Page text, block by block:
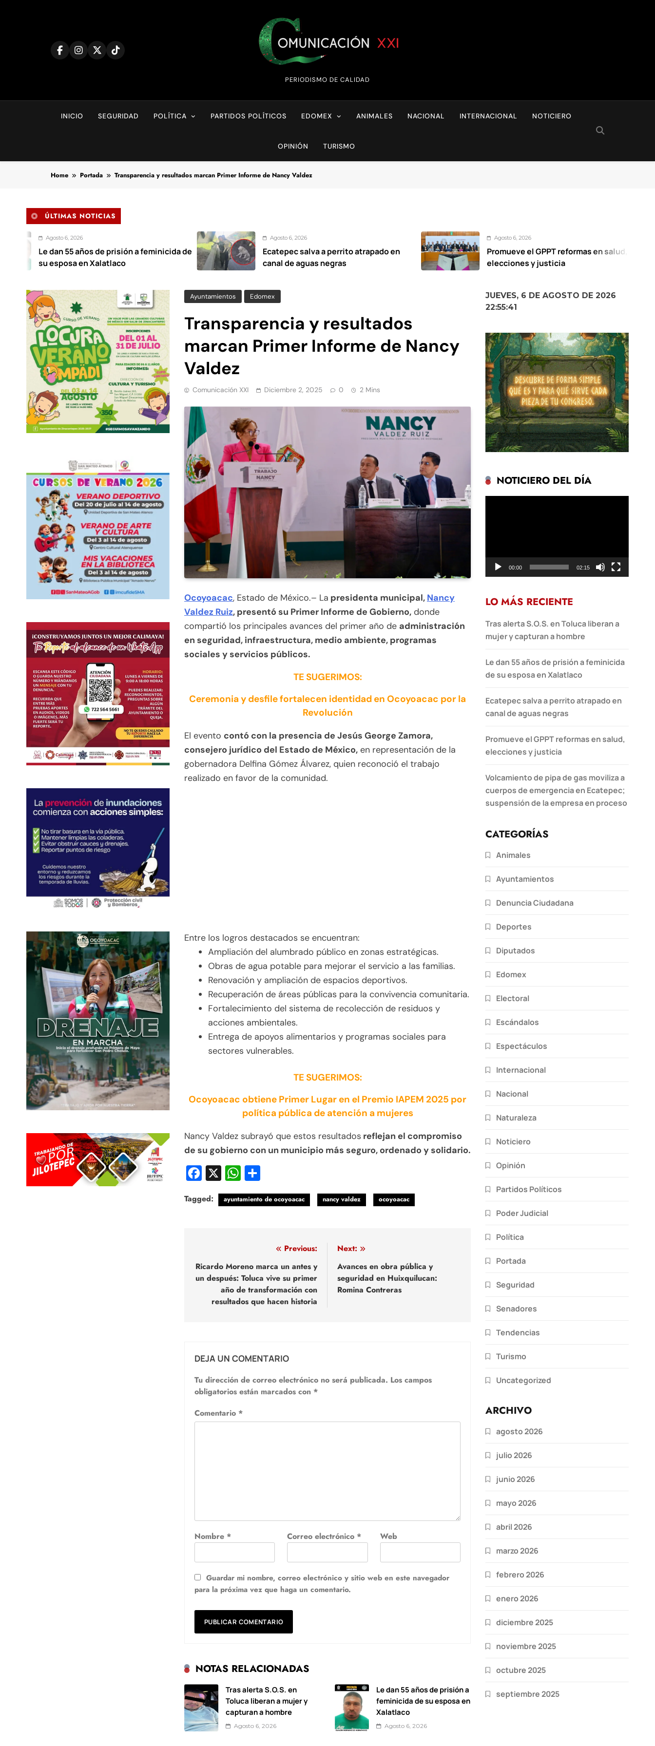
Comunicación XXI
PERIODISMO DE CALIDAD
INICIO SEGURIDAD POLÍTICA PARTIDOS POLÍTICOS EDOMEX ANIMALES NACIONAL INTERNACIONAL NOTICIERO
OPINIÓN TURISMO
Home Portada Transparencia y resultados marcan Primer Informe de Nancy Valdez
ÚLTIMAS NOTICIAS
55 años de prisión a feminicida de
en Xalatlaco
Agosto 6, 2026
Ecatepec salva a perrito atrapado en
canal de aguas negras
Agosto 6, 2026
Promueve el GPPT reformas en salud,
elecciones y justicia
Ayuntamientos Edomex
Transparencia y resultados
marcan Primer Informe de Nancy
Valdez
Comunicación XXI Diciembre 2, 2025 0 2 Mins
Ocoyoacac, Estado de México.– La presidenta municipal, Nancy
Valdez Ruiz, presentó su Primer Informe de Gobierno, donde
compartió los principales avances del primer año de administración
en seguridad, infraestructura, medio ambiente, programas
sociales y servicios públicos.
TE SUGERIMOS:
Ceremonia y desfile fortalecen identidad en Ocoyoacac por la
Revolución
El evento contó con la presencia de Jesús George Zamora,
consejero jurídico del Estado de México, en representación de la
gobernadora Delfina Gómez Álvarez, quien reconoció el trabajo
realizado en favor de la comunidad.
Entre los logros destacados se encuentran:
Ampliación del alumbrado público en zonas estratégicas.
Obras de agua potable para mejorar el servicio a las familias.
Renovación y ampliación de espacios deportivos.
Recuperación de áreas públicas para la convivencia comunitaria.
Fortalecimiento del sistema de recolección de residuos y
acciones ambientales.
Entrega de apoyos alimentarios y programas sociales para
sectores vulnerables.
TE SUGERIMOS:
Ocoyoacac obtiene Primer Lugar en el Premio IAPEM 2025 por
política pública de atención a mujeres
Nancy Valdez subrayó que estos resultados reflejan el compromiso
de su gobierno con un municipio más seguro, ordenado y solidario.
Facebook
X WhatsApp
Tagged: ayuntamiento de ocoyoacac nancy valdez ocoyoacac
de
entradas
Previous:
Ricardo Moreno marca un antes y
un después: Toluca vive su primer
año de transformación con
resultados que hacen historia
Next:
Avances en obra pública y
seguridad en Huixquilucan:
Romina Contreras
DEJA UN COMENTARIO
Tu dirección de correo electrónico no será publicada. Los campos
obligatorios están marcados con *
Comentario *
Nombre * Correo electrónico * Web
Guardar mi nombre, correo electrónico y sitio web en este navegador
para la próxima vez que haga un comentario.
NOTAS RELACIONADAS
Tras alerta S.O.S. en
Toluca liberan a mujer y
capturan a hombre
Agosto 6, 2026
Le dan 55 años de prisión a
feminicida de su esposa en
Xalatlaco
Agosto 6, 2026
JUEVES, 6 DE AGOSTO DE 2026
22:55:42
NOTICIERO DEL DÍA
00:00 02:15
LO MÁS RECIENTE
Tras alerta S.O.S. en Toluca liberan a
mujer y capturan a hombre
Le dan 55 años de prisión a feminicida
de su esposa en Xalatlaco
Ecatepec salva a perrito atrapado en
canal de aguas negras
Promueve el GPPT reformas en salud,
elecciones y justicia
Volcamiento de pipa de gas moviliza a
cuerpos de emergencia en Ecatepec;
suspensión de la empresa en proceso
CATEGORÍAS
Animales
Ayuntamientos
Denuncia Ciudadana
Deportes
Diputados
Edomex
Electoral
Escándalos
Espectáculos
Internacional
Nacional
Naturaleza
Noticiero
Opinión
Partidos Políticos
Poder Judicial
Política
Portada
Seguridad
Senadores
Tendencias
Turismo
Uncategorized
ARCHIVO
agosto 2026
julio 2026
junio 2026
mayo 2026
abril 2026
marzo 2026
febrero 2026
enero 2026
diciembre 2025
noviembre 2025
octubre 2025
septiembre 2025